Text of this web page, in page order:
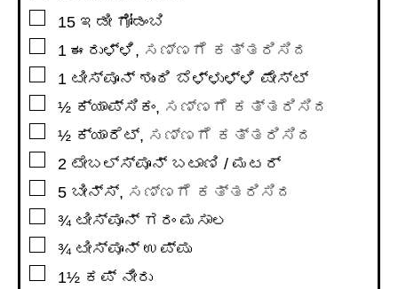
▢15 ಇಡೀ ಗೋಡಂಬಿ
▢1 ಈರುಳ್ಳಿ, ಸಣ್ಣಗೆ ಕತ್ತರಿಸಿದ
▢1 ಟೀಸ್ಪೂನ್ ಶುಂಠಿ ಬೆಳ್ಳುಳ್ಳಿ ಪೇಸ್ಟ್
▢½ ಕ್ಯಾಪ್ಸಿಕಂ, ಸಣ್ಣಗೆ ಕತ್ತರಿಸಿದ
▢½ ಕ್ಯಾರೆಟ್, ಸಣ್ಣಗೆ ಕತ್ತರಿಸಿದ
▢2 ಟೇಬಲ್ಸ್ಪೂನ್ ಬಟಾಣಿ / ಮಟರ್
▢5 ಬೀನ್ಸ್, ಸಣ್ಣಗೆ ಕತ್ತರಿಸಿದ
▢¾ ಟೀಸ್ಪೂನ್ ಗರಂ ಮಸಾಲ
▢¾ ಟೀಸ್ಪೂನ್ ಉಪ್ಪು
▢1½ ಕಪ್ ನೀರು